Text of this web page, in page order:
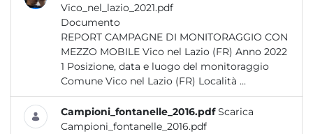
Vico_nel_lazio_2021.pdf
Documento
REPORT CAMPAGNE DI MONITORAGGIO CON
MEZZO MOBILE Vico nel Lazio (FR) Anno 2022
1 Posizione, data e luogo del monitoraggio
Comune Vico nel Lazio (FR) Località ...
Campioni_fontanelle_2016.pdf Scarica
Campioni_fontanelle_2016.pdf